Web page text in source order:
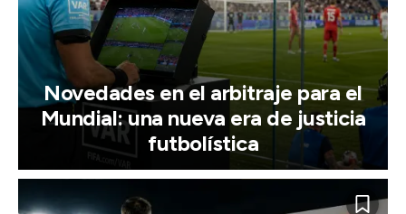
Novedades en el arbitraje para el
Mundial: una nueva era de justicia
futbolística